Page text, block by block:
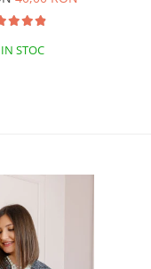
IN STOC